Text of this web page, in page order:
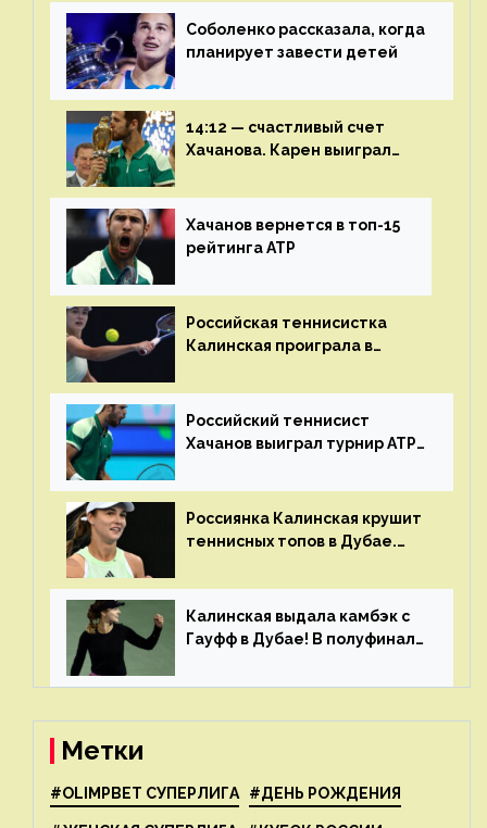
Соболенко рассказала, когда
планирует завести детей
14:12 — счастливый счет
Хачанова. Карен выиграл
Хачанов вернется в топ-15
рейтинга ATP
Российская теннисистка
Калинская проиграла в
Российский теннисист
Хачанов выиграл турнир ATP
Россиянка Калинская крушит
теннисных топов в Дубае.
рейтинга
Калинская выдала камбэк с
Гауфф в Дубае! В полуфинале
Свёнтек
Метки
#OLIMPBET СУПЕРЛИГА #ДЕНЬ РОЖДЕНИЯ